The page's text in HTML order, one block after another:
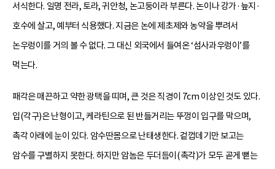
서식한다. 일명 전라, 토라, 귀안청, 논고둥이라 부른다. 논이나 강가·늪지·
호수에 살고, 예부터 식용했다. 지금은 논에 제초제와 농약을 뿌려서
논우렁이를 거의 볼 수 없다. 그 대신 외국에서 들여온 ‘섬사과우렁이’를
먹는다.
패각은 매끈하고 약한 광택을 띠며, 큰 것은 직경이 7cm 이상인 것도 있다.
입(각구)은 난형이고, 케라틴으로 된 반들거리는 뚜껑이 입구를 막으며,
촉각 아래에 눈이 있다. 암수딴몸으로 난태생한다. 겉껍데기만 보고는
암수를 구별하지 못한다. 하지만 암놈은 두더듬이(촉각)가 모두 곧게 뻗는